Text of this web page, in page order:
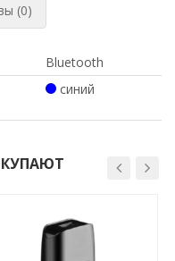
(0)
Bluetooth
синий